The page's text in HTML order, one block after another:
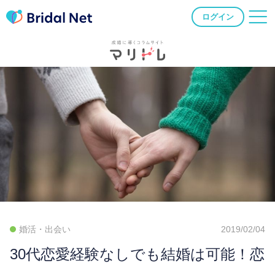
ログイン
婚活・出会い 2019/02/04
30代恋愛経験なしでも結婚は可能！恋